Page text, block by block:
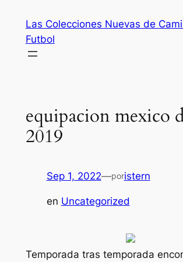
contenido
Las Colecciones Nuevas de
Futbol
equipacion mexico
2019
Sep 1, 2022—poristern
en Uncategorized
Temporada tras temporada